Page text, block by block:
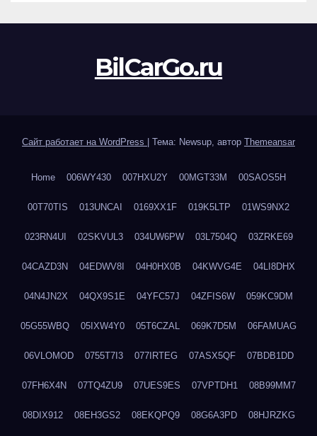
BilCarGo.ru
Сайт работает на WordPress Тема: Newsup, автор Themeansar
Home 006WY430 007HXU2Y 00MGT33M 00SAOS5H
00T70TIS 013UNCAI 0169XX1F 019K5LTP 01WS9NX2
023RN4UI 02SKVUL3 034UW6PW 03L7504Q 03ZRKE69
04CAZD3N 04EDWV8I 04H0HX0B 04KWVG4E 04LI8DHX
04N4JN2X 04QX9S1E 04YFC57J 04ZFIS6W 059KC9DM
05G55WBQ 05IXW4Y0 05T6CZAL 069K7D5M 06FAMUAG
06VLOMOD 0755T7I3 077IRTEG 07ASX5QF 07BDB1DD
07FH6X4N 07TQ4ZU9 07UES9ES 07VPTDH1 08B99MM7
08DIX912 08EH3GS2 08EKQPQ9 08G6A3PD 08HJRZKG